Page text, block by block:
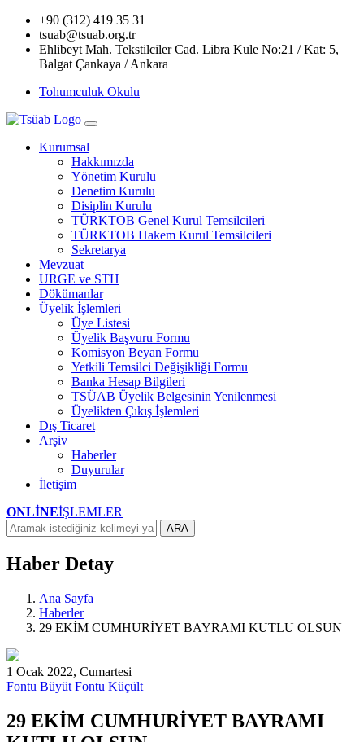
+90 (312) 419 35 31
tsuab@tsuab.org.tr
Ehlibeyt Mah. Tekstilciler Cad. Libra Kule No:21 / Kat: 5,
Balgat Çankaya / Ankara
Tohumculuk Okulu
Kurumsal
Hakkımızda
Yönetim Kurulu
Denetim Kurulu
Disiplin Kurulu
TÜRKTOB Genel Kurul Temsilcileri
TÜRKTOB Hakem Kurul Temsilcileri
Sekretarya
Mevzuat
URGE ve STH
Dökümanlar
Üyelik İşlemleri
Üye Listesi
Üyelik Başvuru Formu
Komisyon Beyan Formu
Yetkili Temsilci Değişikliği Formu
Banka Hesap Bilgileri
TSÜAB Üyelik Belgesinin Yenilenmesi
Üyelikten Çıkış İşlemleri
Dış Ticaret
Arşiv
Haberler
Duyurular
İletişim
ONLİNEİŞLEMLER
ARA
Haber Detay
Ana Sayfa
Haberler
29 EKİM CUMHURİYET BAYRAMI KUTLU OLSUN
1 Ocak 2022, Cumartesi
Fontu Büyüt Fontu Küçült
29 EKİM CUMHURİYET BAYRAMI